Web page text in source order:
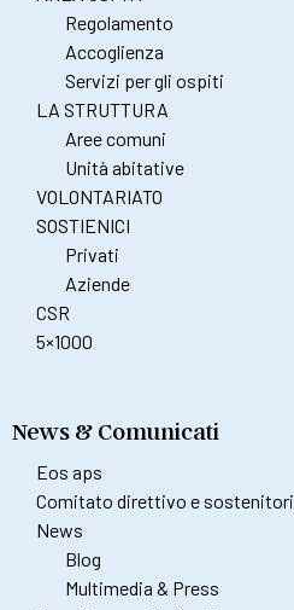
Regolamento
Accoglienza
Servizi per gli ospiti
LA STRUTTURA
Aree comuni
Unità abitative
VOLONTARIATO
SOSTIENICI
Privati
Aziende
CSR
5×1000
News & Comunicati
Eos aps
Comitato direttivo e sostenitori
News
Blog
Multimedia & Press